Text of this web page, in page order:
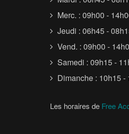
Merc. : 09h00 -
Jeudi : 06h45 -
Vend. : 09h00 -
Samedi : 09h15 -
Dimanche : 10h15 -
Les horaires de Free